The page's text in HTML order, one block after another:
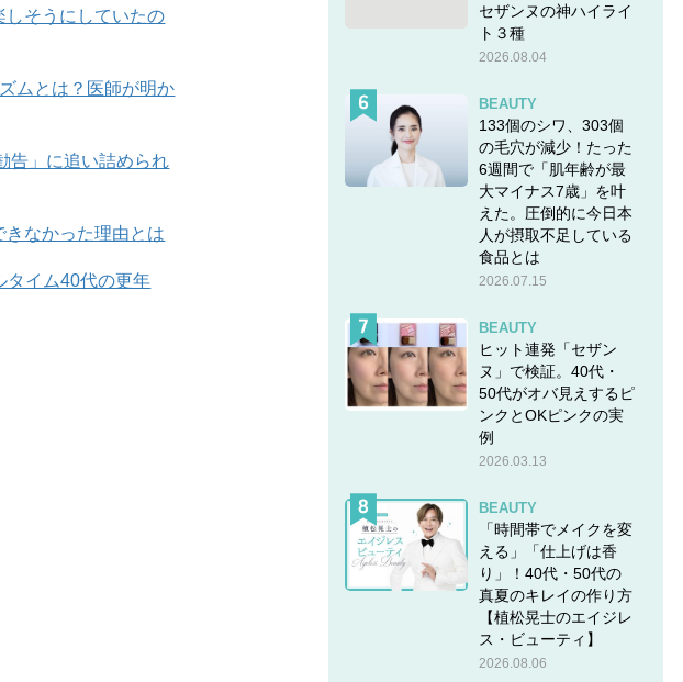
に居る時など、状況によっ
多数が使う“公衆便所”の
しそうにしていたの
ムとは？医師が明か
告」に追い詰められ
なかった理由とは
タイム40代の更年
セザンヌの神ハイライ
ト３種
2026.08.04
BEAUTY
133個のシワ、303個
の毛穴が減少！たった
6週間で「肌年齢が最
大マイナス7歳」を叶
えた。圧倒的に今日本
人が摂取不足している
食品とは
2026.07.15
BEAUTY
ヒット連発「セザン
ヌ」で検証。40代・
50代がオバ見えするピ
ンクとOKピンクの実
例
2026.03.13
BEAUTY
「時間帯でメイクを変
える」「仕上げは香
り」！40代・50代の
真夏のキレイの作り方
【植松晃士のエイジレ
ス・ビューティ】
2026.08.06